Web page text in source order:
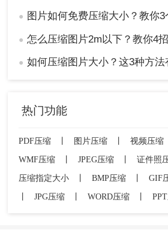
● 图片如何免费压缩大小？教你3个
● 怎么压缩图片2m以下？教你4
● 如何压缩图片大小？这3种方法
热门功能
PDF压缩 图片压缩 视频压缩
WMF压缩
JPEG压缩 证件照
压缩指定大小
BMP压缩 GIF
JPG压缩 WORD压缩